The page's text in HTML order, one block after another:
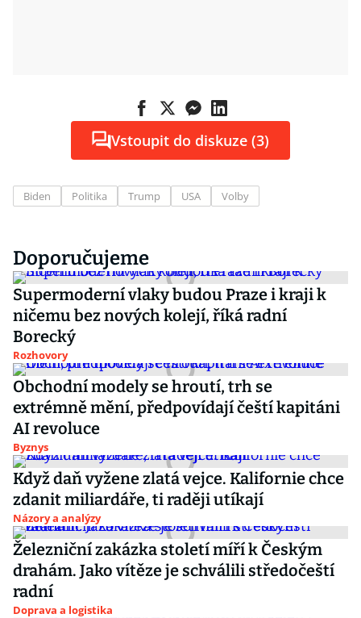
Vstoupit do diskuze (3)
Biden Politika Trump USA Volby
Doporučujeme
Supermoderní vlaky budou Praze i kraji k
ničemu bez nových kolejí, říká radní
Borecký
Rozhovory
Obchodní modely se hroutí, trh se
extrémně mění, předpovídají čeští kapitáni
AI revoluce
Byznys
Když daň vyžene zlatá vejce. Kalifornie chce
zdanit miliardáře, ti raději utíkají
Názory a analýzy
Železniční zakázka století míří k Českým
drahám. Jako vítěze je schválili středočeští
radní
Doprava a logistika